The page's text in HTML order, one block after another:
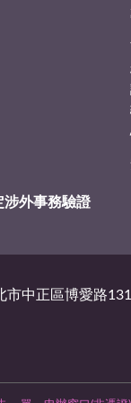
涉外事務驗證
市中正區博愛路